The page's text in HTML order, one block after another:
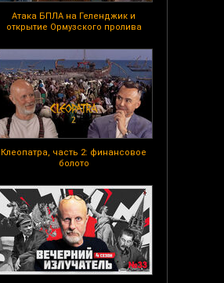
Атака БПЛА на Геленджик и
открытие Ормузского пролива
Клеопатра, часть 2: финансовое
болото